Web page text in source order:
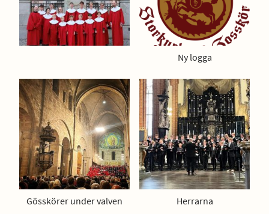
Ny logga
Gösskörer under valven Herrarna